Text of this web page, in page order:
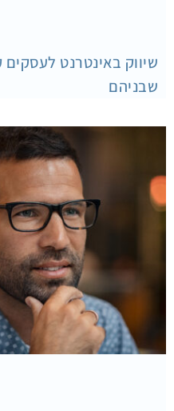
שיווק באינטרנט לעסקים
שבניהם